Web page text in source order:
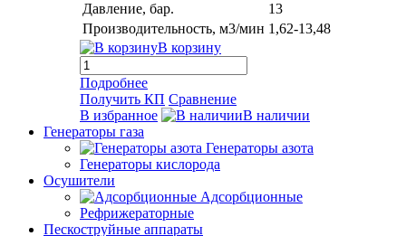
Давление, бар.
13
Производительность, м3/мин 1,62-13,48
В корзину
Подробнее
Получить КП Сравнение
В избранное
В наличии
Генераторы газа
Генераторы азота
Генераторы кислорода
Осушители
Адсорбционные
Рефрижераторные
Пескоструйные аппараты